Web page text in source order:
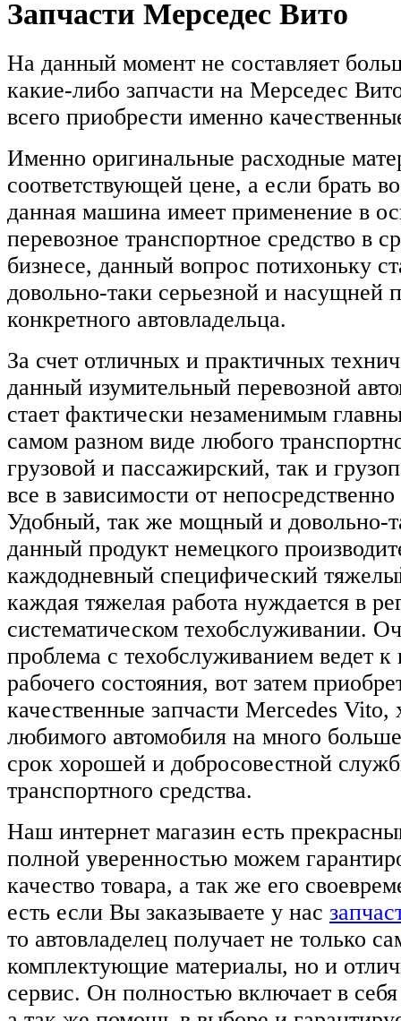
Запчасти Мерседес Вито
На данный момент не составляет
какие-либо запчасти на Мерседес
всего приобрести именно
Именно оригинальные расходные
соответствующей цене, а если брать
данная машина имеет применение в
перевозное транспортное средство в
бизнесе, данный вопрос потихоньку
довольно-таки серьезной и насущней
конкретного автовладельца.
За счет отличных и практичных
данный изумительный перевозной
стает фактически незаменимым
самом разном виде любого
грузовой и пассажирский, так и
все в зависимости от
Удобный, так же мощный и довольно-
данный продукт немецкого
каждодневный специфический
каждая тяжелая работа нуждается в
систематическом техобслуживании.
проблема с техобслуживанием ведет
рабочего состояния, вот затем
качественные запчасти Mercedes Vito,
любимого автомобиля на много
срок хорошей и добросовестной
транспортного средства.
Наш интернет магазин есть
полной уверенностью можем
качество товара, а так же его
есть если Вы заказываете у нас
то автовладелец получает не только
комплектующие материалы, но и
сервис. Он полностью включает в